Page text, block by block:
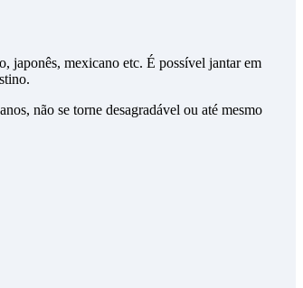
japonês, mexicano etc. É possível jantar em
não se torne desagradável ou até mesmo